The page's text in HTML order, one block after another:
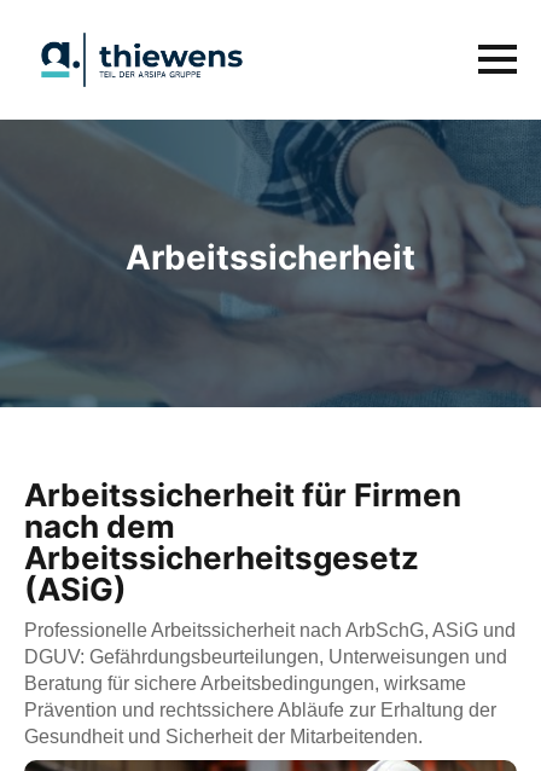
Arbeitssicherheit
Arbeitssicherheit für Firmen
nach dem
Arbeitssicherheitsgesetz
(ASiG)
Professionelle Arbeitssicherheit nach ArbSchG, ASiG und
DGUV: Gefährdungsbeurteilungen, Unterweisungen und
Beratung für sichere Arbeitsbedingungen, wirksame
Prävention und rechtssichere Abläufe zur Erhaltung der
Gesundheit und Sicherheit der Mitarbeitenden.